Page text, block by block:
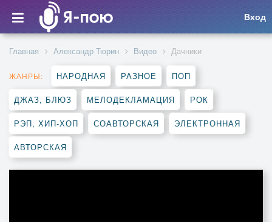
Вход
Главная Александр Тюрин Видео Дачники
ЖАНРЫ: НАРОДНАЯ РАЗНОЕ ПОП
ДЖАЗ, БЛЮЗ МЕЛОДЕКЛАМАЦИЯ РОК
РЭП, ХИП-ХОП СОАВТОРСКАЯ ЭЛЕКТРОННАЯ
АВТОРСКАЯ